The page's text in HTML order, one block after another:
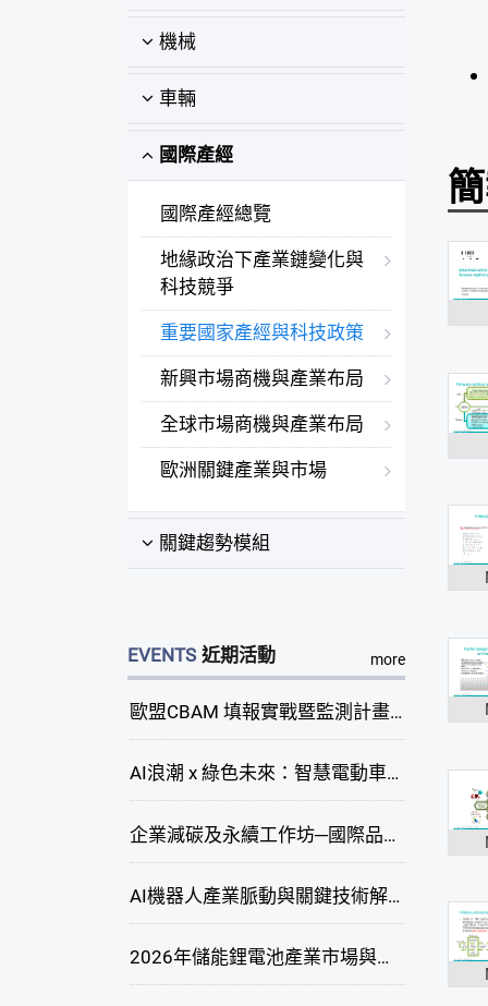
機械
車輛
國際產經
國際產經總覽
地緣政治下產業鏈變化與
科技競爭
重要國家產經與科技政策
新興市場商機與產業布局
全球市場商機與產業布局
歐洲關鍵產業與市場
關鍵趨勢模組
EVENTS 近期活動 more
歐盟CBAM 填報實戰暨監測計畫說明會(臺中場)
AI浪潮 x 綠色未來：智慧電動車新商機研討會
企業減碳及永續工作坊─國際品牌綠色供應鏈永續管理與實務演練(臺中場)
AI機器人產業脈動與關鍵技術解析研討會
2026年儲能鋰電池產業市場與技術發展線上研討會